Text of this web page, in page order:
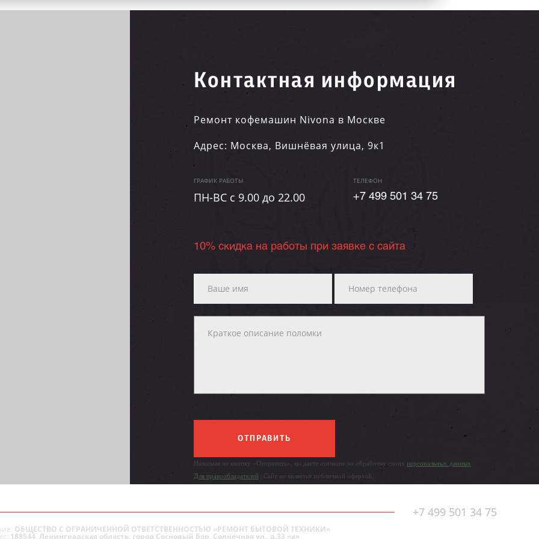
Контактная информация
Ремонт кофемашин Nivona в Москве
Адрес: Москва, Вишнёвая улица, 9к1
ГРАФИК РАБОТЫ
ПН-ВC c 9.00 до 22.00
ТЕЛЕФОН
+7 499 501 34 75
10% скидка на работы при заявке с сайта
ОТПРАВИТЬ
Нажимая на кнопку «Отправить», вы даете согласие на обработку своих персональных данных
Для правообладателей | Сайт не является публичной офертой.
+7 499 501 34 75
ОБЩЕСТВО С ОГРАНИЧЕННОЙ ОТВЕТСТВЕННОСТЬЮ «РЕМОНТ БЫТОВОЙ ТЕХНИКИ»
188544, Ленинградская область, город Сосновый Бор, Солнечная ул., д.33 «а»